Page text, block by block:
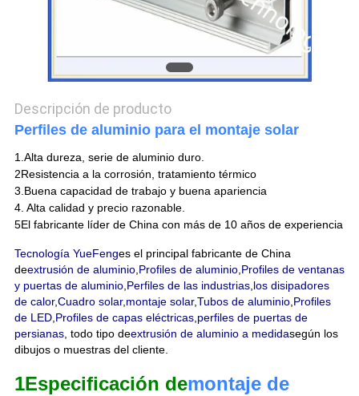
Descripción de producto
Perfiles de aluminio para el montaje solar
1.Alta dureza, serie de aluminio duro.
2Resistencia a la corrosión, tratamiento térmico
3.Buena capacidad de trabajo y buena apariencia
4. Alta calidad y precio razonable.
5El fabricante líder de China con más de 10 años de experiencia
Tecnología YueFenges el principal fabricante de China
deextrusión de aluminio,Profiles de aluminio,Profiles de ventanas
y puertas de aluminio,Perfiles de las industrias,los disipadores
de calor,Cuadro solar,montaje solar,Tubos de aluminio,Profiles
de LED,Profiles de capas eléctricas,perfiles de puertas de
persianas, todo tipo deextrusión de aluminio a medidasegún los
dibujos o muestras del cliente.
1Especificación demontaje de